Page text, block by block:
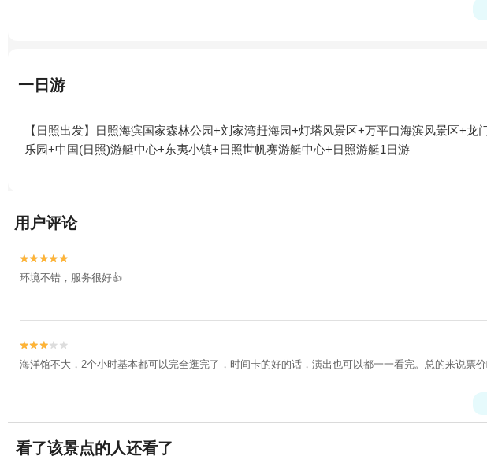
一日游
【日照出发】日照海滨国家森林公园+刘家湾赶海园+灯塔风景区+万平口海滨风景区+
乐园+中国(日照)游艇中心+东夷小镇+日照世帆赛游艇中心+日照游艇1日游
用户评论


环境不错，服务很好👍


海洋馆不大，2个小时基本都可以完全逛完了，时间卡的好的话，演出也可以都一一看完。总的来说票
看了该景点的人还看了